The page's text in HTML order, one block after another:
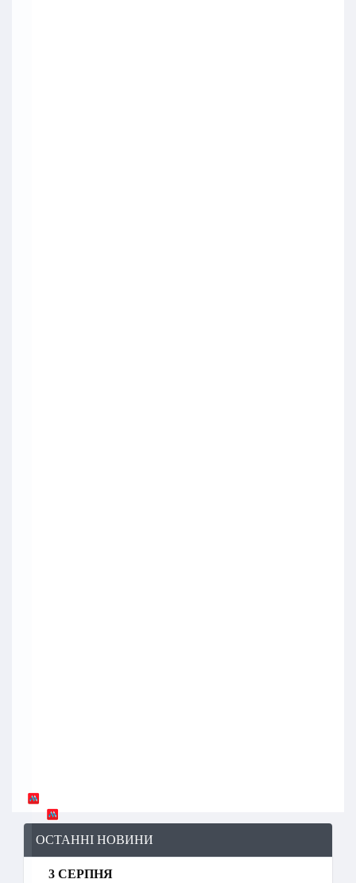
ОСТАННІ НОВИНИ
3 СЕРПНЯ